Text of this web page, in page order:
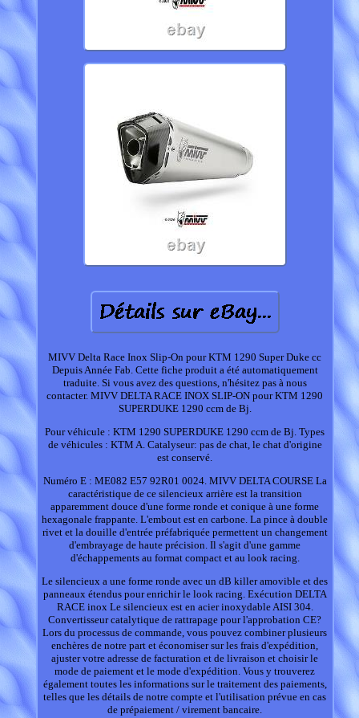
MIVV Delta Race Inox Slip-On pour KTM 1290 Super Duke cc
Depuis Année Fab. Cette fiche produit a été automatiquement
traduite. Si vous avez des questions, n'hésitez pas à nous
contacter. MIVV DELTA RACE INOX SLIP-ON pour KTM 1290
SUPERDUKE 1290 ccm de Bj.
Pour véhicule : KTM 1290 SUPERDUKE 1290 ccm de Bj. Types
de véhicules : KTM A. Catalyseur: pas de chat, le chat d'origine
est conservé.
Numéro E : ME082 E57 92R01 0024. MIVV DELTA COURSE La
caractéristique de ce silencieux arrière est la transition
apparemment douce d'une forme ronde et conique à une forme
hexagonale frappante. L'embout est en carbone. La pince à double
rivet et la douille d'entrée préfabriquée permettent un changement
d'embrayage de haute précision. Il s'agit d'une gamme
d'échappements au format compact et au look racing.
Le silencieux a une forme ronde avec un dB killer amovible et des
panneaux étendus pour enrichir le look racing. Exécution DELTA
RACE inox Le silencieux est en acier inoxydable AISI 304.
Convertisseur catalytique de rattrapage pour l'approbation CE?
Lors du processus de commande, vous pouvez combiner plusieurs
enchères de notre part et économiser sur les frais d'expédition,
ajuster votre adresse de facturation et de livraison et choisir le
mode de paiement et le mode d'expédition. Vous y trouverez
également toutes les informations sur le traitement des paiements,
telles que les détails de notre compte et l'utilisation prévue en cas
de prépaiement / virement bancaire.